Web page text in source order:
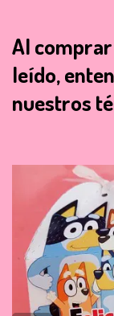
Al
leído,
nuestros